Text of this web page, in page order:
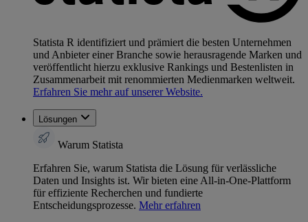
Statista R identifiziert und prämiert die besten Unternehmen
und Anbieter einer Branche sowie herausragende Marken und
veröffentlicht hierzu exklusive Rankings und Bestenlisten in
Zusammenarbeit mit renommierten Medienmarken weltweit.
Erfahren Sie mehr auf unserer Website.
Lösungen
Warum Statista
Erfahren Sie, warum Statista die Lösung für verlässliche
Daten und Insights ist. Wir bieten eine All-in-One-Plattform
für effiziente Recherchen und fundierte
Entscheidungsprozesse. Mehr erfahren